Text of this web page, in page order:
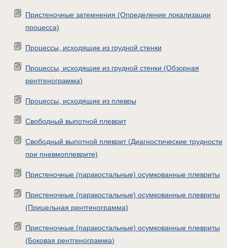
Пристеночные затемнения (Определение локализации
процесса)
Процессы, исходящие из грудной стенки
Процессы, исходящие из грудной стенки (Обзорная
рентгенограмма)
Процессы, исходящие из плевры
Свободный выпотной плеврит
Свободный выпотной плеврит (Диагностические трудности
при пневмоплеврите)
Пристеночные (паракостальные) осумкованные плевриты
Пристеночные (паракостальные) осумкованные плевриты
(Прицельная рентгенограмма)
Пристеночные (паракостальные) осумкованные плевриты
(Боковая рентгенограмма)